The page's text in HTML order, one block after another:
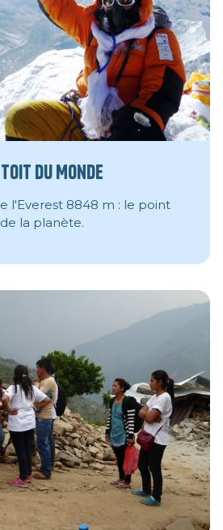
du Monde
l'Everest 8848 m : le point
la planète.